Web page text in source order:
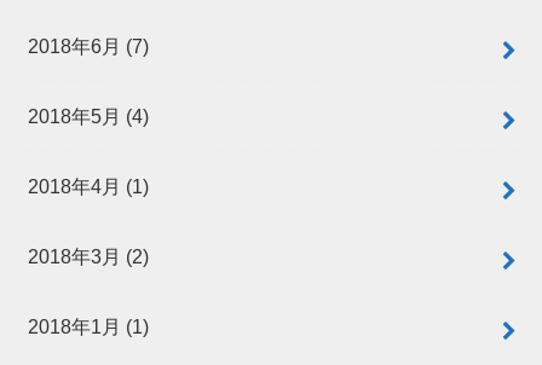
2018年6月 (7)
2018年5月 (4)
2018年4月 (1)
2018年3月 (2)
2018年1月 (1)